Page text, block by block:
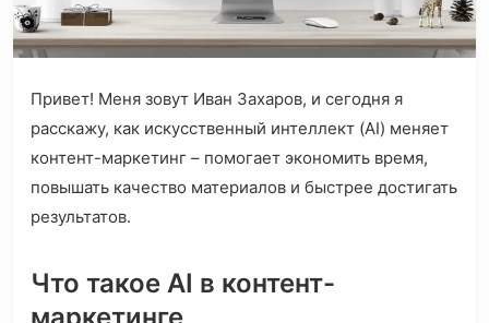
Привет! Меня зовут Иван Захаров, и сегодня я
расскажу, как искусственный интеллект (AI) меняет
контент-маркетинг – помогает экономить время,
повышать качество материалов и быстрее достигать
результатов.
Что такое AI в контент-